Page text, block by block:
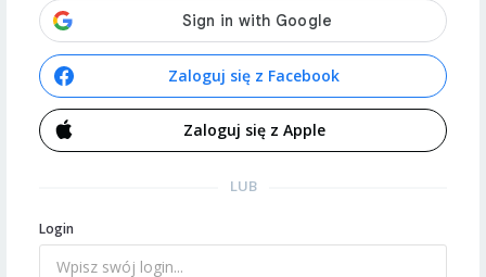
Zaloguj się z Facebook
Zaloguj się z Apple
LUB
Login